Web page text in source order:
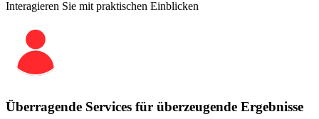
Interagieren Sie mit praktischen Einblicken
Überragende Services für überzeugende Ergebnisse